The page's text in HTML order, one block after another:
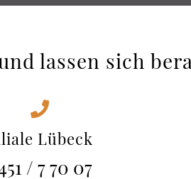
lassen sich
Lübeck
/ 7 70 07